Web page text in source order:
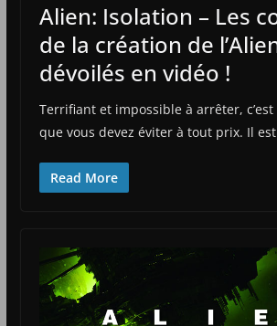
Alien: Isolation – Les
de la création de
dévoilés en vidéo !
Terrifiant et impossible à arrêter,
que vous devez éviter à tout prix. Il
Read More